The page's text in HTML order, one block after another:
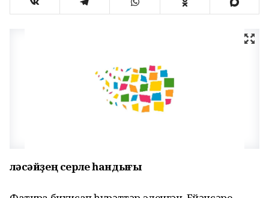
Өләсәйҙең серле һандығы